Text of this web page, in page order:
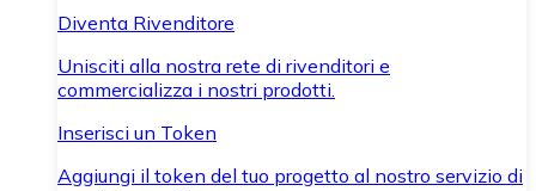
Diventa Rivenditore
Unisciti alla nostra rete di rivenditori e
commercializza i nostri prodotti.
Inserisci un Token
Aggiungi il token del tuo progetto al nostro servizio di